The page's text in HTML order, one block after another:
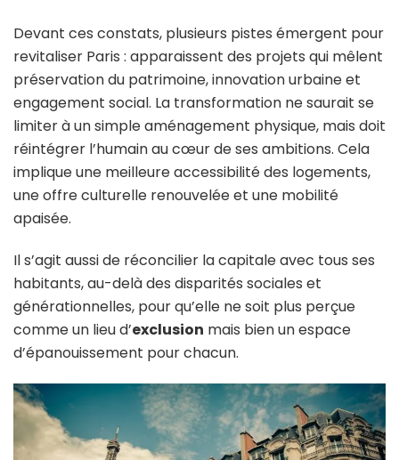
Devant ces constats, plusieurs pistes émergent pour
revitaliser Paris : apparaissent des projets qui mêlent
préservation du patrimoine, innovation urbaine et
engagement social. La transformation ne saurait se
limiter à un simple aménagement physique, mais doit
réintégrer l’humain au cœur de ses ambitions. Cela
implique une meilleure accessibilité des logements,
une offre culturelle renouvelée et une mobilité
apaisée.
Il s’agit aussi de réconcilier la capitale avec tous ses
habitants, au-delà des disparités sociales et
générationnelles, pour qu’elle ne soit plus perçue
comme un lieu d’exclusion mais bien un espace
d’épanouissement pour chacun.